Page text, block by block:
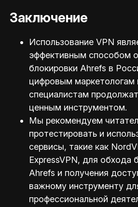
Заключение
Использование VPN
эффективным способом
блокировки Ahrefs в
цифровым маркетологам
специалистам
ценным инструментом.
Мы рекомендуем
протестировать и
сервисы, такие как
ExpressVPN, для обхода
Ahrefs и получения
важному инструменту
профессиональной